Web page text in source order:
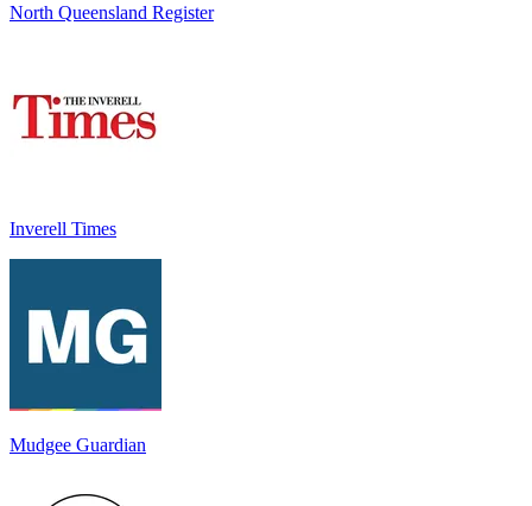
North Queensland Register
Inverell Times
Mudgee Guardian